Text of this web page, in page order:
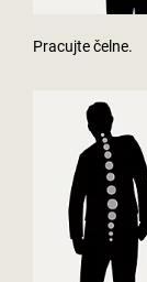
Pracujte čelne.